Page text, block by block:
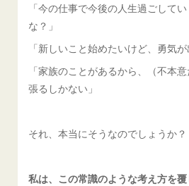
「今の仕事で今後の人生過ごして
な？」
「新しいこと始めたいけど、勇気が
「家族のことがあるから、（不本
張るしかない」
それ、本当にそうなのでしょうか？
私は、この常識のような考え方を